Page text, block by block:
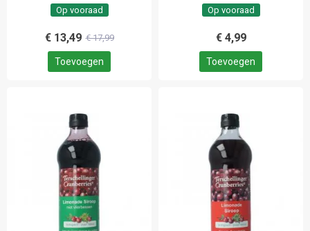
Op vooraad
€ 13,49 € 17,99
Toevoegen
Op vooraad
€ 4,99
Toevoegen